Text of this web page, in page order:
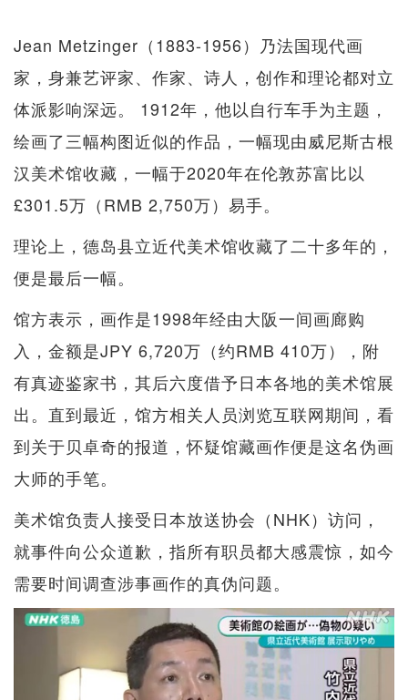
Jean Metzinger（1883-1956）乃法国现代画
家，身兼艺评家、作家、诗人，创作和理论都对立
体派影响深远。 1912年，他以自行车手为主题，
绘画了三幅构图近似的作品，一幅现由威尼斯古根
汉美术馆收藏，一幅于2020年在伦敦苏富比以
£301.5万（RMB 2,750万）易手。
理论上，德岛县立近代美术馆收藏了二十多年的，
便是最后一幅。
馆方表示，画作是1998年经由大阪一间画廊购
入，金额是JPY 6,720万（约RMB 410万），附
有真迹鉴家书，其后六度借予日本各地的美术馆展
出。直到最近，馆方相关人员浏览互联网期间，看
到关于贝卓奇的报道，怀疑馆藏画作便是这名伪画
大师的手笔。
美术馆负责人接受日本放送协会（NHK）访问，
就事件向公众道歉，指所有职员都大感震惊，如今
需要时间调查涉事画作的真伪问题。